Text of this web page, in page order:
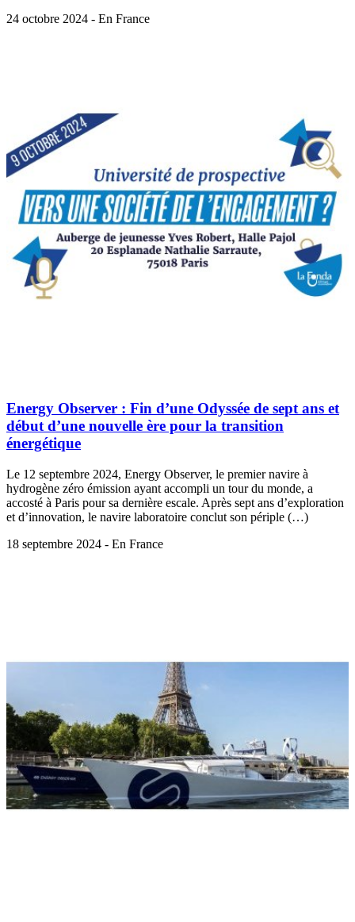
24 octobre 2024 - En France
Energy Observer : Fin d’une Odyssée de sept ans et
début d’une nouvelle ère pour la transition
énergétique
Le 12 septembre 2024, Energy Observer, le premier navire à
hydrogène zéro émission ayant accompli un tour du monde, a
accosté à Paris pour sa dernière escale. Après sept ans d’exploration
et d’innovation, le navire laboratoire conclut son périple (…)
18 septembre 2024 - En France